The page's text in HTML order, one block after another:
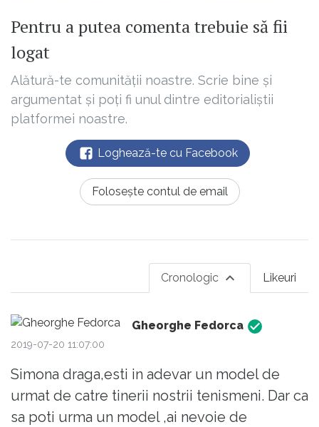
Pentru a putea comenta trebuie să fii
logat
Alătură-te comunității noastre. Scrie bine și
argumentat și poți fi unul dintre editorialiștii
platformei noastre.
Loghează-te cu Facebook
Folosește contul de email
Likeuri
Cronologic
Gheorghe Fedorca
2019-07-20 11:07:00
Simona draga,esti in adevar un model de
urmat de catre tinerii nostrii tenismeni. Dar ca
sa poti urma un model ,ai nevoie de